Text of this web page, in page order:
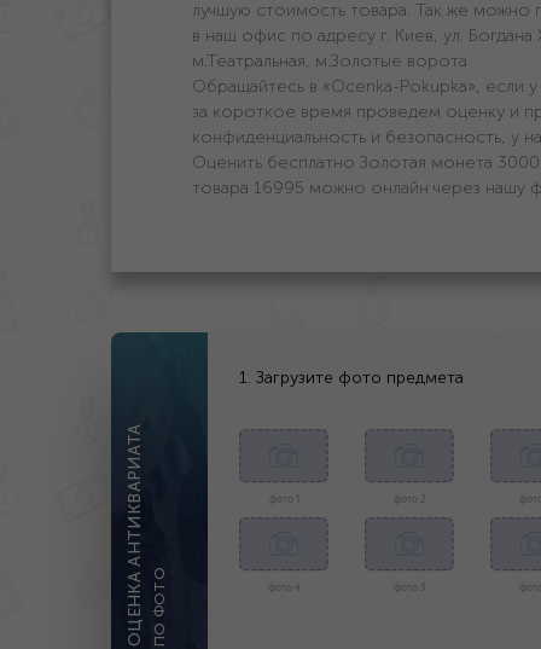
лучшую стоимость товара. Так же можно
в наш офис по адресу г. Киев, ул.
м.Театральная, м.Золотые ворота
Обращайтесь в «Ocenka-Pokupka», если
за короткое время проведем оценку и
конфиденциальность и безопасность, у
Оценить бесплатно Золотая монета
товара 16995 можно онлайн через нашу
ОЦЕНКА АНТИКВАРИАТАПО ФОТО
1. Загрузите фото предмета
фото 1 фото 2
фото 4 фото 5